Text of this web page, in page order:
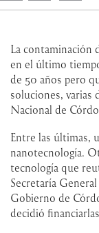
La contaminación
en el último
de 50 años pero
soluciones, varias
Nacional de
Entre las últimas,
nanotecnología.
tecnología que
Secretaría
Gobierno de
decidió